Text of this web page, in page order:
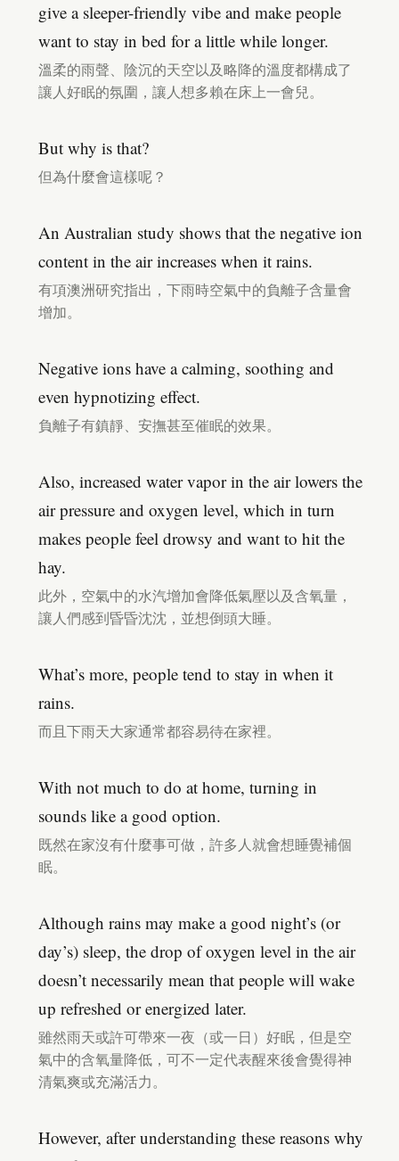
give a sleeper-friendly vibe and make people
want to stay in bed for a little while longer.
溫柔的雨聲、陰沉的天空以及略降的溫度都構成了
讓人好眠的氛圍，讓人想多賴在床上一會兒。
But why is that?
但為什麼會這樣呢？
An Australian study shows that the negative ion
content in the air increases when it rains.
有項澳洲研究指出，下雨時空氣中的負離子含量會
增加。
Negative ions have a calming, soothing and
even hypnotizing effect.
負離子有鎮靜、安撫甚至催眠的效果。
Also, increased water vapor in the air lowers the
air pressure and oxygen level, which in turn
makes people feel drowsy and want to hit the
hay.
此外，空氣中的水汽增加會降低氣壓以及含氧量，
讓人們感到昏昏沈沈，並想倒頭大睡。
What’s more, people tend to stay in when it
rains.
而且下雨天大家通常都容易待在家裡。
With not much to do at home, turning in
sounds like a good option.
既然在家沒有什麼事可做，許多人就會想睡覺補個
眠。
Although rains may make a good night’s (or
day’s) sleep, the drop of oxygen level in the air
doesn’t necessarily mean that people will wake
up refreshed or energized later.
雖然雨天或許可帶來一夜（或一日）好眠，但是空
氣中的含氧量降低，可不一定代表醒來後會覺得神
清氣爽或充滿活力。
However, after understanding these reasons why